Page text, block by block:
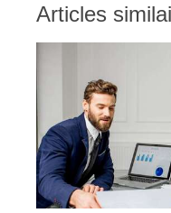
Articles